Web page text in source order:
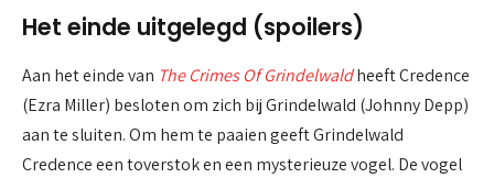
Het einde uitgelegd (spoilers)
Aan het einde van The Crimes Of Grindelwaldheeft Credence
(Ezra Miller) besloten om zich bij Grindelwald (Johnny Depp)
aan te sluiten. Om hem te paaien geeft Grindelwald
Credence een toverstok en een mysterieuze vogel. De vogel